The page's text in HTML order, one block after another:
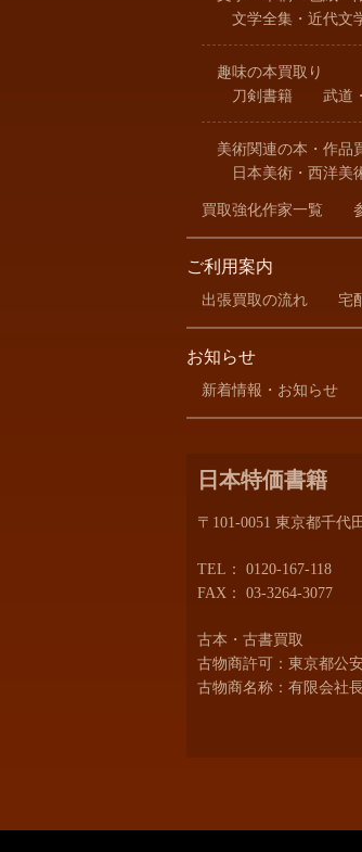
文学全集・近代文
趣味の本買取り
刀剣書籍
武道
美術関連の本・作品
日本美術・西洋美
買取強化作家一覧
ご利用案内
出張買取の流れ 宅
お知らせ
新着情報・お知らせ
日本特価書籍
〒101-0051 東京都千代
TEL： 0120-167-118
FAX： 03-3264-3077
古本・古書買取
古物商許可：東京都公
古物商名称：有限会社